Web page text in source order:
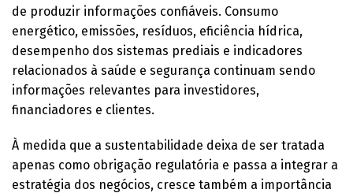
de produzir informações confiáveis. Consumo
energético, emissões, resíduos, eficiência hídrica,
desempenho dos sistemas prediais e indicadores
relacionados à saúde e segurança continuam sendo
informações relevantes para investidores,
financiadores e clientes.
À medida que a sustentabilidade deixa de ser tratada
apenas como obrigação regulatória e passa a integrar a
estratégia dos negócios, cresce também a importância